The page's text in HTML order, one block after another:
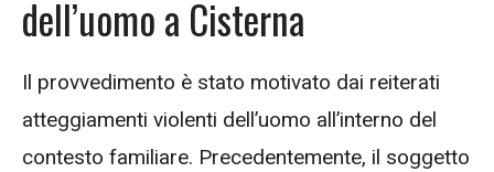
dell’uomo a Cisterna
Il provvedimento è stato motivato dai reiterati
atteggiamenti violenti dell’uomo all’interno del
contesto familiare. Precedentemente, il soggetto